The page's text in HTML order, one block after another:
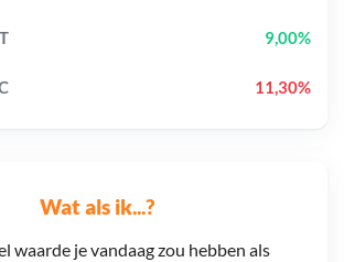
Wat als ik...?
waarde je vandaag zou hebben als
9,00%
11,30%